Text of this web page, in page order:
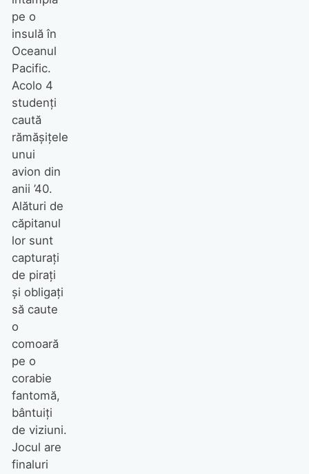
pe o
insulă în
Oceanul
Pacific.
Acolo 4
studenţi
caută
rămăşiţele
unui
avion din
anii ’40.
Alături de
căpitanul
lor sunt
capturaţi
de piraţi
şi obligaţi
să caute
o
comoară
pe o
corabie
fantomă,
bântuiţi
de viziuni.
Jocul are
finaluri